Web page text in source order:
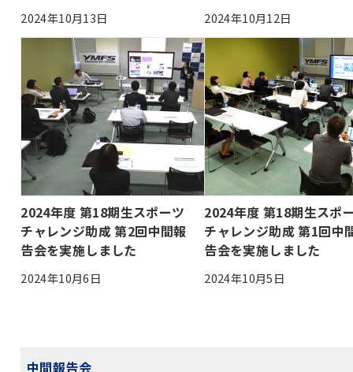
2024年10月13日 2024年10月12日
2024年度 第18期生スポーツ
チャレンジ助成 第2回中間報
告会を実施しました
2024年10月6日
2024年度 第18期生スポ
チャレンジ助成 第1回中
告会を実施しました
2024年10月5日
中間報告会